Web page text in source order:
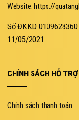
Website: https://
Số ĐKKD
11/05/2021
CHÍNH SÁCH HỖ TRỢ
Chính sách thanh toán